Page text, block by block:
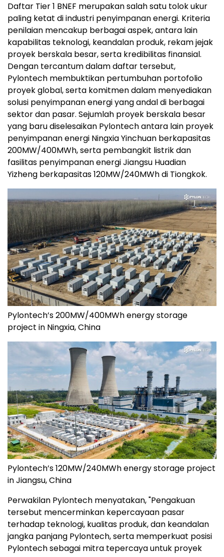
Daftar Tier 1 BNEF merupakan salah satu tolok ukur
paling ketat di industri penyimpanan energi. Kriteria
penilaian mencakup berbagai aspek, antara lain
kapabilitas teknologi, keandalan produk, rekam jejak
proyek berskala besar, serta kredibilitas finansial.
Dengan tercantum dalam daftar tersebut,
Pylontech membuktikan pertumbuhan portofolio
proyek global, serta komitmen dalam menyediakan
solusi penyimpanan energi yang andal di berbagai
sektor dan pasar. Sejumlah proyek berskala besar
yang baru diselesaikan Pylontech antara lain proyek
penyimpanan energi Ningxia Yinchuan berkapasitas
200MW/400MWh, serta pembangkit listrik dan
fasilitas penyimpanan energi Jiangsu Huadian
Yizheng berkapasitas 120MW/240MWh di Tiongkok.
Pylontech’s 200MW/400MWh energy storage
project in Ningxia, China
Pylontech’s 120MW/240MWh energy storage project
in Jiangsu, China
Perwakilan Pylontech menyatakan, "Pengakuan
tersebut mencerminkan kepercayaan pasar
terhadap teknologi, kualitas produk, dan keandalan
jangka panjang Pylontech, serta memperkuat posisi
Pylontech sebagai mitra tepercaya untuk proyek